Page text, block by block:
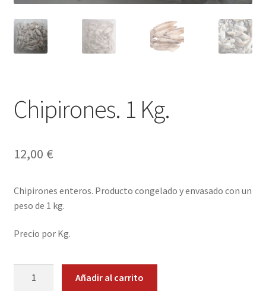
Finalizar compra
Novedades
Ofertas
Chipirones. 1 Kg.
12,00 €
Chipirones enteros. Producto congelado y envasado con un
peso de 1 kg.
Precio por Kg.
Añadir al carrito